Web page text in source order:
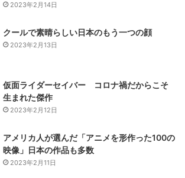
2023年2月14日
クールで素晴らしい日本のもう一つの顔
2023年2月13日
仮面ライダーセイバー コロナ禍だからこそ
生まれた傑作
2023年2月12日
アメリカ人が選んだ「アニメを形作った100の
映像」日本の作品も多数
2023年2月11日